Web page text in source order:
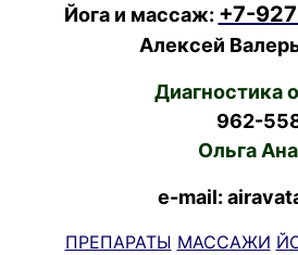
Йога и массаж: +7-
Алексей
Диагностика
962-
Ольга
e-mail:
ПРЕПАРАТЫ МАССАЖИ